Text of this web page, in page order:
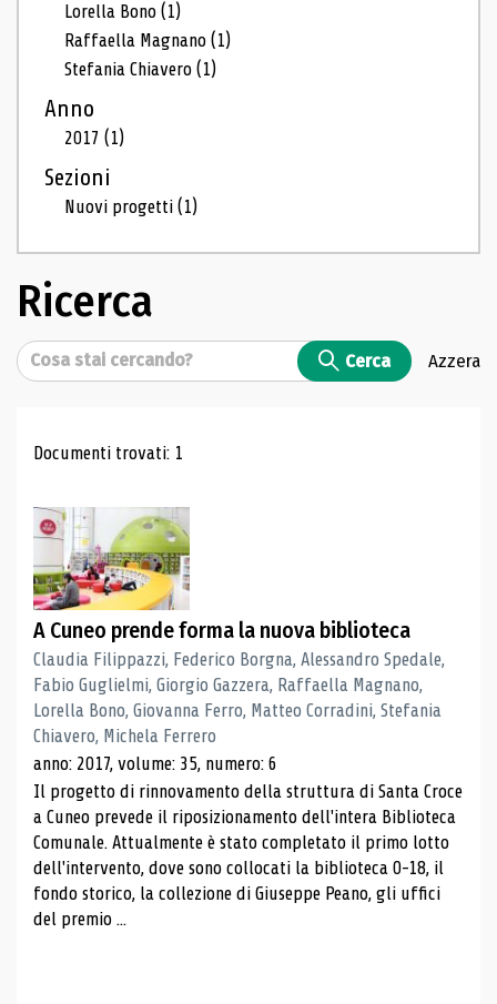
Lorella Bono(1)
Raffaella Magnano(1)
Stefania Chiavero(1)
Anno
2017(1)
Sezioni
Nuovi progetti(1)
Ricerca
Cerca Cerca Azzera
Risultati di ricerca
Documenti trovati: 1
A Cuneo prende forma la nuova biblioteca
Claudia Filippazzi, Federico Borgna, Alessandro Spedale,
Fabio Guglielmi, Giorgio Gazzera, Raffaella Magnano,
Lorella Bono, Giovanna Ferro, Matteo Corradini, Stefania
Chiavero, Michela Ferrero
anno: 2017, volume: 35, numero: 6
Il progetto di rinnovamento della struttura di Santa Croce
a Cuneo prevede il riposizionamento dell'intera Biblioteca
Comunale. Attualmente è stato completato il primo lotto
dell'intervento, dove sono collocati la biblioteca 0-18, il
fondo storico, la collezione di Giuseppe Peano, gli uffici
del premio ...